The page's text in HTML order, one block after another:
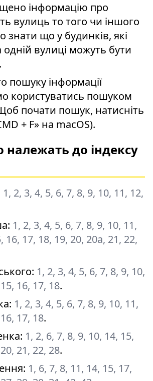
інформацію про
вулиць то того чи іншого
знати що у будинків, які
одній вулиці можуть бути
пошуку інформації
користуватись пошуком
почати пошук, натисніть
+ F» на macOS).
належать до індексу
1, 2, 3, 4, 5, 6, 7, 8, 9, 10, 11, 12,
: 1, 2, 3, 4, 5, 6, 7, 8, 9, 10, 11,
16, 17, 18, 19, 20, 20а, 21, 22,
: 1, 2, 3, 4, 5, 6, 7, 8, 9, 10,
16, 17, 18.
: 1, 2, 3, 4, 5, 6, 7, 8, 9, 10, 11,
17, 18.
: 1, 2, 6, 7, 8, 9, 10, 14, 15,
21, 22, 28.
: 1, 6, 7, 8, 11, 14, 15, 17,